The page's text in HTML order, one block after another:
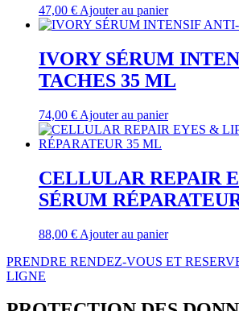
47,00 € Ajouter au panier
IVORY SÉRUM
TACHES 35 ML
74,00 € Ajouter au panier
CELLULAR REPAIR
SÉRUM
88,00 € Ajouter au panier
PRENDRE RENDEZ-VOUS ET
LIGNE